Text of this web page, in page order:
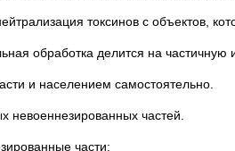
токсинов с объектов,
обработка делится на частичную
и населением самостоятельно.
невоеннезированных частей.
части: